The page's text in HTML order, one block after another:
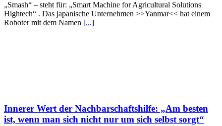
„Smash“ – steht für: „Smart Machine for Agricultural Solutions
Hightech“ . Das japanische Unternehmen >>Yanmar<< hat einem
Roboter mit dem Namen [...]
Innerer Wert der Nachbarschaftshilfe: „Am besten
ist, wenn man sich nicht nur um sich selbst sorgt“